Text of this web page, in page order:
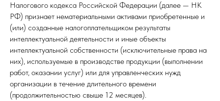
Налогового кодекса Российской Федерации (далее — НК
РФ) признает нематериальными активами приобретенные и
(или) созданные налогоплательщиком результаты
интеллектуальной деятельности и иные объекты
интеллектуальной собственности (исключительные права на
них), используемые в производстве продукции (выполнении
работ, оказании услуг) или для управленческих нужд
организации в течение длительного времени
(продолжительностью свыше 12 месяцев).